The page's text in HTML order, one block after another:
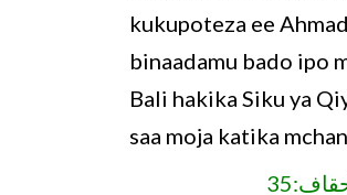
kukupoteza ee
binaadamu bado ipo
Bali hakika Siku ya